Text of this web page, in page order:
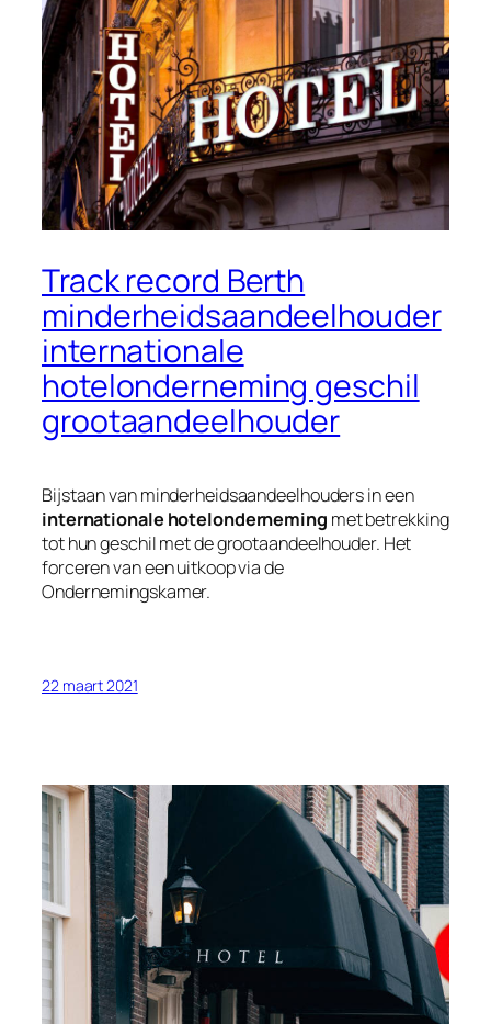
Track record Berth
minderheidsaandeelhouder
internationale
hotelonderneming geschil
grootaandeelhouder
Bijstaan van minderheidsaandeelhouders in een
internationale hotelonderneming met betrekking
tot hun geschil met de grootaandeelhouder. Het
forceren van een uitkoop via de
Ondernemingskamer.
22 maart 2021